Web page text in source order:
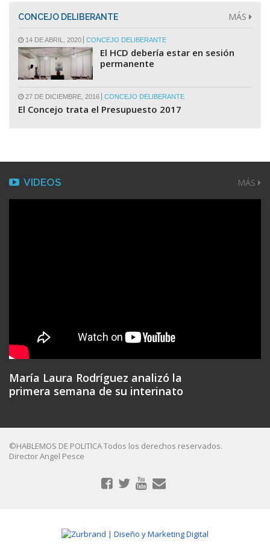
CONCEJO DELIBERANTE MÁS
14 DE ABRIL, 2020 CONCEJO DELIBERANTE
El HCD debería estar en sesión
permanente
27 DE DICIEMBRE, 2016 CONCEJO DELIBERANTE
El Concejo trata el Presupuesto 2017
VIDEOS MÁS
María Laura Rodríguez analizó la
primera semana de su interinato
©HABLEMOS DE POLITICA Todos los derechos reservados.
Director Angel Pesce